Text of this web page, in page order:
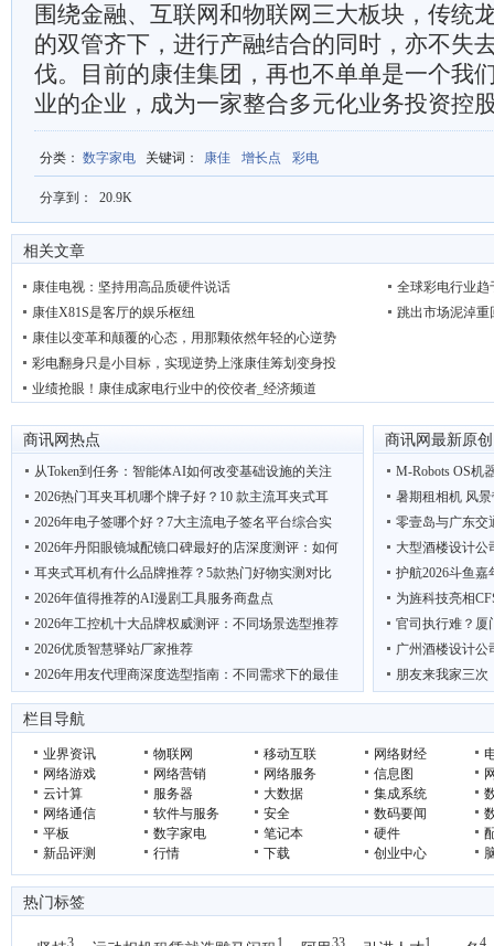
围绕金融、互联网和物联网三大板块，传统
的双管齐下，进行产融结合的同时，亦不失
伐。目前的康佳集团，再也不单单是一个我
业的企业，成为一家整合多元化业务投资控
分类 ： 数字家电 关键词 ： 康佳 增长点 彩电
分享到： 20.9K
相关文章
康佳电视：坚持用高品质硬件说话
康佳X81S是客厅的娱乐枢纽
康佳以变革和颠覆的心态，用那颗依然年轻的心逆势
彩电翻身只是小目标，实现逆势上涨康佳筹划变身投
业绩抢眼！康佳成家电行业中的佼佼者_经济频道
全球彩电行业趋
跳出市场泥淖重
商讯网热点
从Token到任务：智能体AI如何改变基础设施的关注
2026热门耳夹耳机哪个牌子好？10 款主流耳夹式耳
2026年电子签哪个好？7大主流电子签名平台综合实
2026年丹阳眼镜城配镜口碑最好的店深度测评：如何
耳夹式耳机有什么品牌推荐？5款热门好物实测对比
2026年值得推荐的AI漫剧工具服务商盘点
2026年工控机十大品牌权威测评：不同场景选型推荐
2026优质智慧驿站厂家推荐
2026年用友代理商深度选型指南：不同需求下的最佳
2026热门耳夹耳机哪个牌子好？6款高性价比耳夹式
商讯网最新原创
M-Robots OS机
暑期租相机 风
零壹岛与广东交
大型酒楼设计公
护航2026斗鱼
为旌科技亮相
官司执行难？厦
广州酒楼设计公
朋友来我家三次
低碳先锋 绿动
栏目导航
业界资讯 物联网 移动互联 网络财经
网络游戏
网络营销 网络服务 信息图
云计算
服务器 大数据 集成系统
网络通信
软件与服务 安全 数码要闻
平板
数字家电 笔记本 硬件
新品评测
行情 下载 创业中心
热门标签